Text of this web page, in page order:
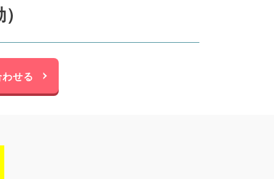
せる